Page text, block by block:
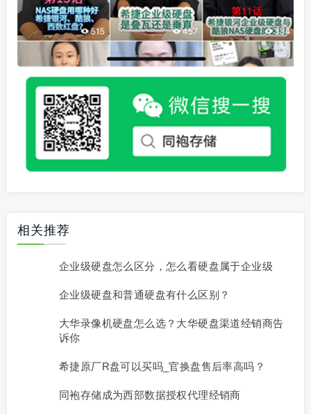
相关推荐
企业级硬盘怎么区分，怎么看硬盘属于企业级
企业级硬盘和普通硬盘有什么区别？
大华录像机硬盘怎么选？大华硬盘渠道经销商告
诉你
希捷原厂R盘可以买吗_官换盘售后率高吗？
同袍存储成为西部数据授权代理经销商